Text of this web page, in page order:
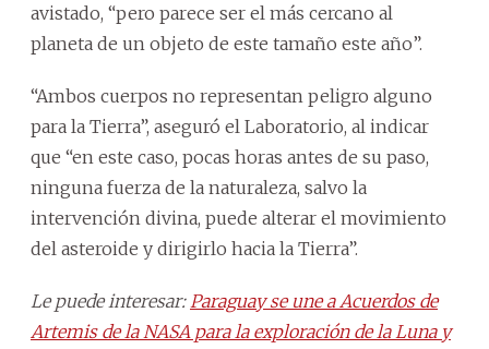
avistado, “pero parece ser el más cercano al
planeta de un objeto de este tamaño este año”.
“Ambos cuerpos no representan peligro alguno
para la Tierra”, aseguró el Laboratorio, al indicar
que “en este caso, pocas horas antes de su paso,
ninguna fuerza de la naturaleza, salvo la
intervención divina, puede alterar el movimiento
del asteroide y dirigirlo hacia la Tierra”.
Le puede interesar: Paraguay se une a Acuerdos de
Artemis de la NASA para la exploración de la Luna y